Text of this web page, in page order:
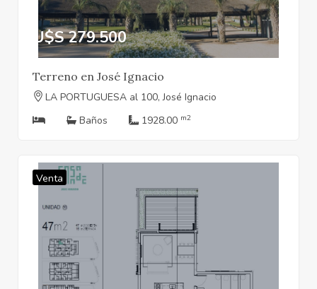
U$S 279.500
Terreno en José Ignacio
LA PORTUGUESA al 100, José Ignacio
Baños
1928.00 m2
Venta